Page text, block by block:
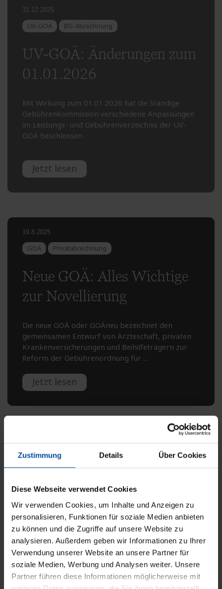
Zustimmung Details Über Cookies
Diese Webseite verwendet Cookies
Wir verwenden Cookies, um Inhalte und Anzeigen zu
personalisieren, Funktionen für soziale Medien anbieten
zu können und die Zugriffe auf unsere Website zu
analysieren. Außerdem geben wir Informationen zu Ihrer
Verwendung unserer Website an unsere Partner für
soziale Medien, Werbung und Analysen weiter. Unsere
Partner führen diese Informationen möglicherweise mit
31.12.2025
UV-GOÄ BG-Abrechnung
UV-GOÄ: Änderungen zum
01.01.2026
Mit Wirkung zum 01.01.2026 hat die Ständige
Gebührenkommission verschiedene Anpassungen
im Leistungs- und Gebührenverzeichnis der UV-
GOÄ beschlossen.
Jetzt lesen
19.8.2025
GOÄ Privatabrechnung
Neue GOÄ: Alles Wichtige
zur Novellierung
Die neue GOÄ oder GOÄneu bezeichnet den
gemeinsamen Entwurf von Ärzteschaft, privaten
Krankenversicherungen und Beihilfeträgern zur
Reform der Gebührenordnung für ...
Jetzt lesen
1.7.2025
UV-GOÄ: Änderungen ab
01.07.2025
Die Gebühren des Leistungs- und
Gebührenverzeichnisses der UV-GOÄ nach § 51 ÄV
für Ärzte und Psychotherapeuten werden mit
Wirkung zum 01.07.2025 um 4,41 % erhöht.